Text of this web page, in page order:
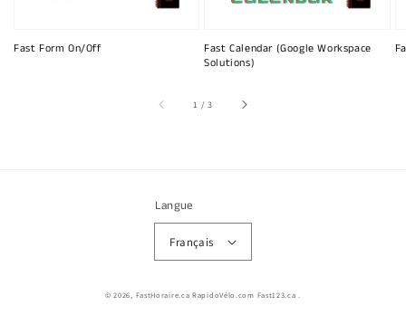
Fast Form On/Off
Fast Calendar (Google Workspace
Solutions)
1 /sur
3
Langue
Français
© 2026, FastHoraire.ca RapidoVélo.com Fast123.ca .